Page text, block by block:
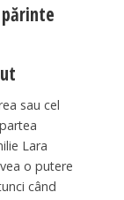
sau cel
Lara
o putere
când